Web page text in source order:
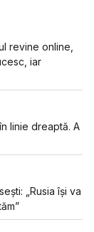
revine online,
iar
linie dreaptă. A
„Rusia își va